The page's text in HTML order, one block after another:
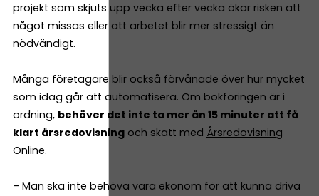
projekt som skjuts upp vecka efter vecka ökar risken att
något missas eller att arbetet blir mer stressigt än
nödvändigt.
Många företagare blir också förvånade över hur mycket
som idag går att automatisera. Om bokföringen är i
ordning, behöver det inte ta mer än 15 minuter att få
klart årsredovisning och skatt med Årsredovisning
Online.
– Man ska inte behöva vara ekonom för att kunna driva